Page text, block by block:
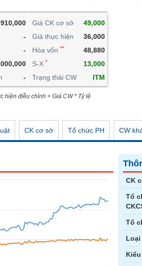
-
-
-
Giá CK cơ sở
49,000
Giá thực hiện
36,000
Hòa vốn **
48,880
S-X *
13,000
Trạng thái CW
ITM
hiện điều chỉnh + Giá CW * Tỷ lệ
CK cơ sở Tổ chức PH CW
CK
Tổ
Tổ
PHÁI SINH
TRÁI PHIẾU
CÔNG CỤ ĐẦU TƯ
XUẤT DỮ LIỆU
TIN MỚI